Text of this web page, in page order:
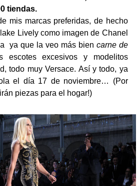
tiendas.
mis marcas preferidas, de hecho
Lively como imagen de Chanel
ya que la veo más bien carne de
escotes excesivos y modelitos
todo muy Versace. Así y todo, ya
el día 17 de noviembre… (Por
piezas para el hogar!)